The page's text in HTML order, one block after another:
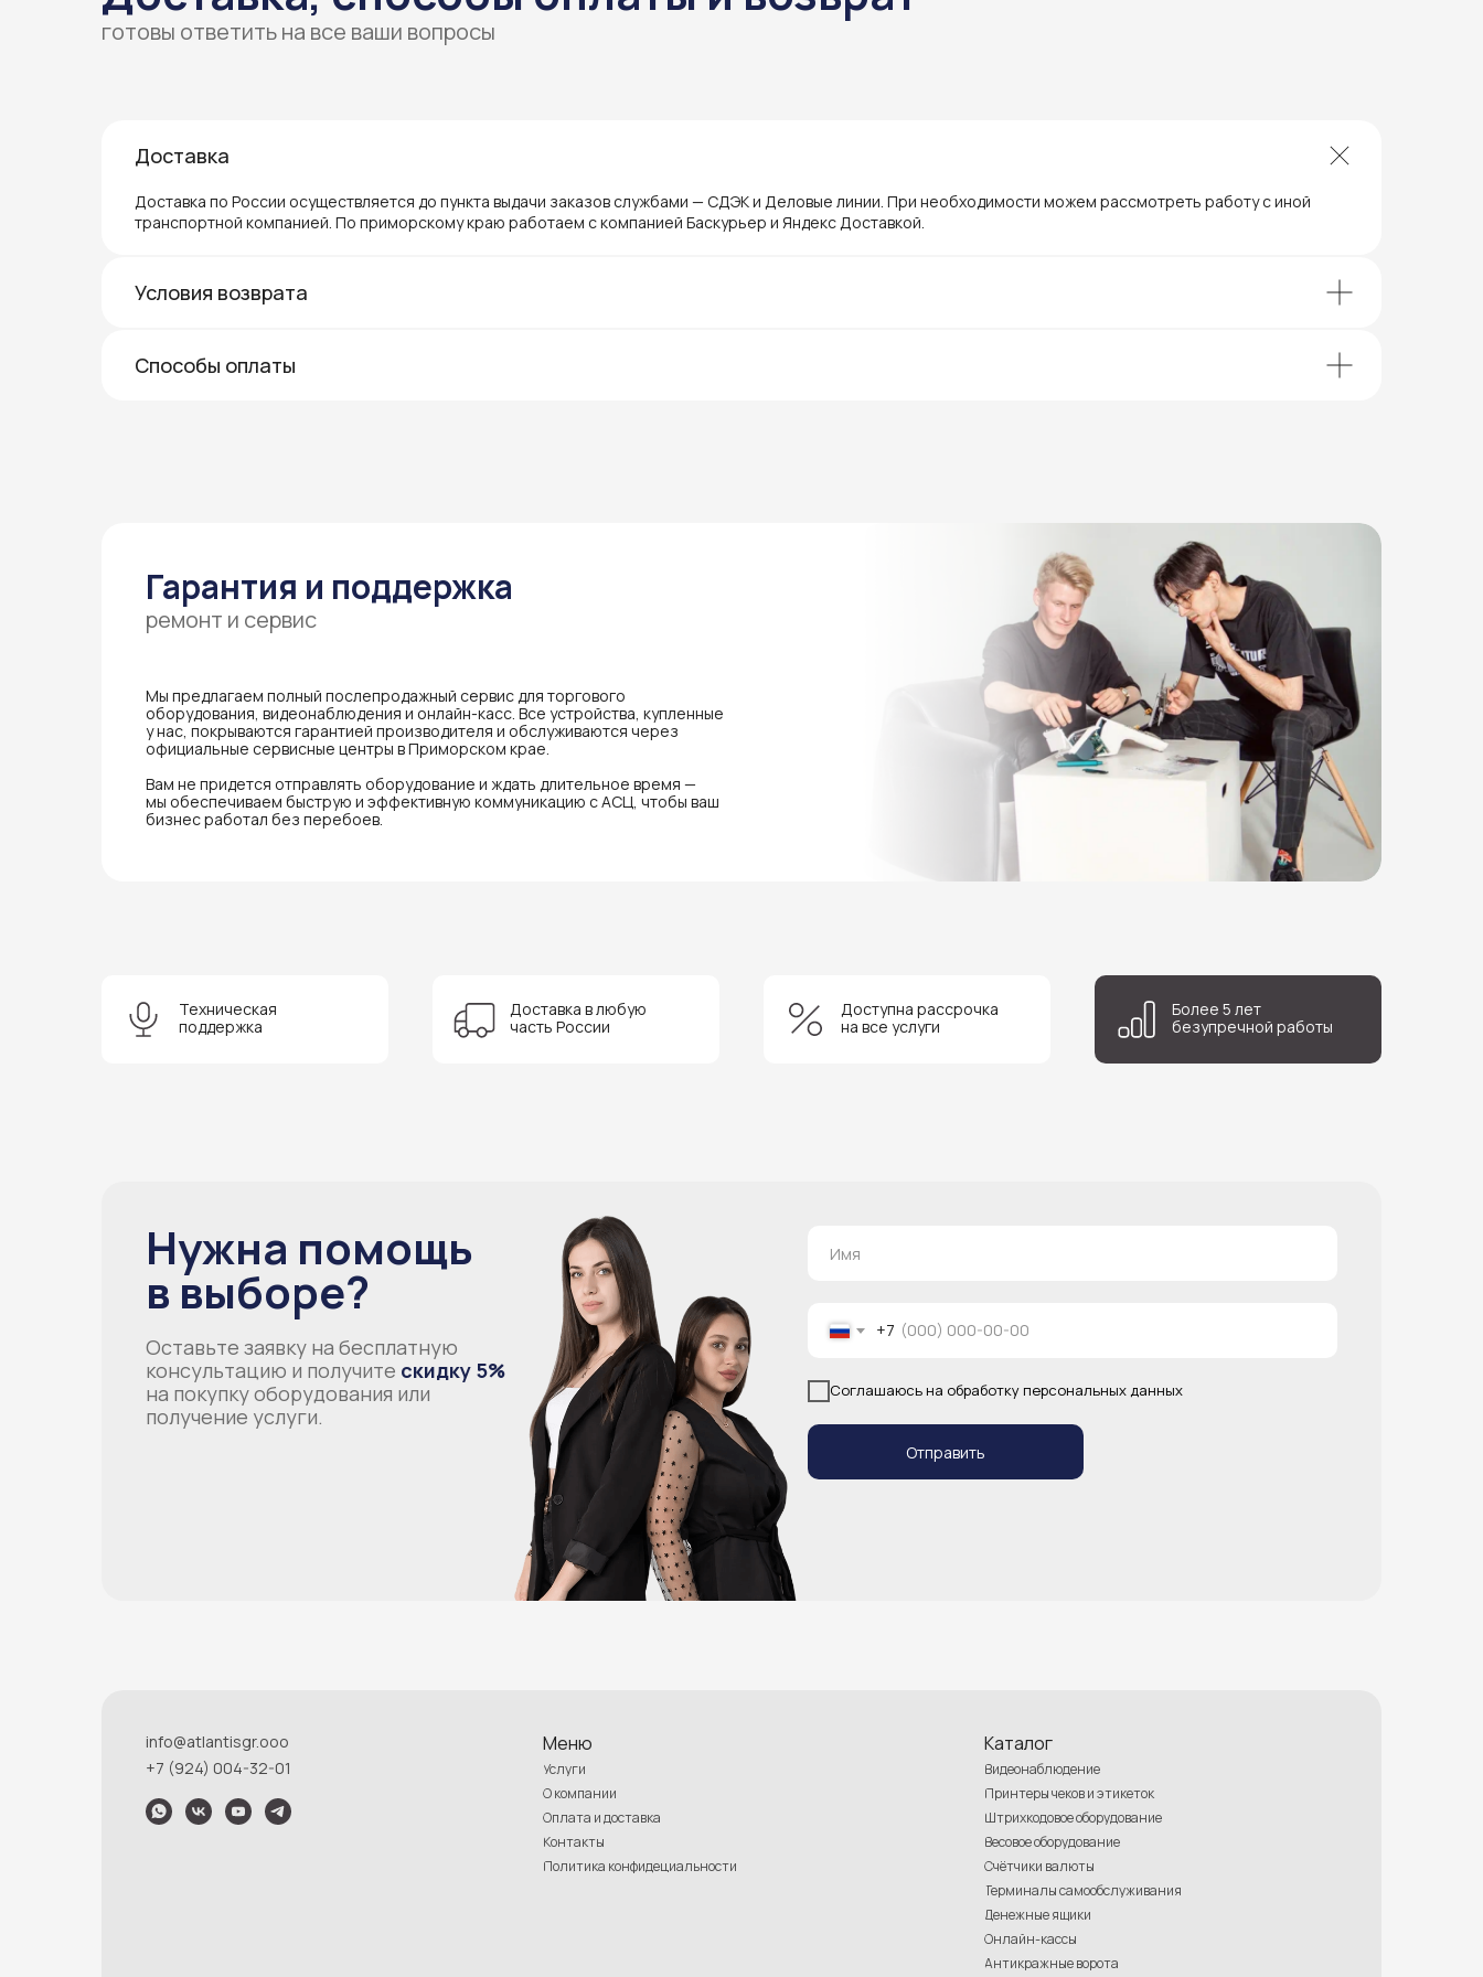
готовы ответить на все ваши вопросы
Доставка
Доставка по России осуществляется до пункта выдачи заказов службами — СДЭК и Деловые линии. При необходимости можем рассмотреть работу с иной
транспортной компанией. По приморскому краю работаем с компанией Баскурьер и Яндекс Доставкой.
Условия возврата
Способы оплаты
Гарантия и поддержка
Мы предлагаем полный послепродажный сервис для торгового
оборудования, видеонаблюдения и онлайн-касс. Все устройства, купленные
у нас, покрываются гарантией производителя и обслуживаются через
официальные сервисные центры в Приморском крае.
Вам не придется отправлять оборудование и ждать длительное время —
мы обеспечиваем быструю и эффективную коммуникацию с АСЦ, чтобы ваш
бизнес работал без перебоев.
ремонт и сервис
Техническая
поддержка
Доставка в любую
часть России
Доступна рассрочка
на все услуги
Более 5 лет
безупречной работы
Нужна помощь
в выборе?
Оставьте заявку на бесплатную
консультацию и получите скидку 5%
на покупку оборудования или
получение услуги.
+7
Соглашаюсь на обработку персональных данных
Отправить
+7 (924) 004-32-01
info@atlantisgr.ooo
Видеонаблюдение
Принтеры чеков и этикеток
Услуги
О компании
Оплата и доставка
Контакты
Меню
Политика конфидециальности
Каталог
Штрихкодовое оборудование
Весовое оборудование
Счётчики валюты
Терминалы самообслуживания
Денежные ящики
Онлайн-кассы
Антикражные ворота